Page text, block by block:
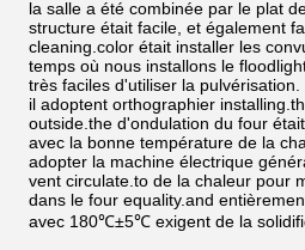
la salle a été combinée par le plat
structure était facile, et également
cleaning.color était installer les
temps où nous installons le
très faciles d'utiliser la pulvérisation.
il adoptent orthographier
outside.the d'ondulation du four
avec la bonne température de la
adopter la machine électrique
vent circulate.to de la chaleur pour
dans le four equality.and
avec 180℃±5℃ exigent de la